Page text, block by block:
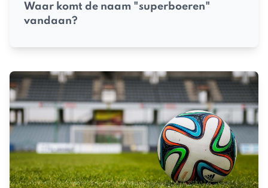
Waar komt de naam "superboeren"
vandaan?